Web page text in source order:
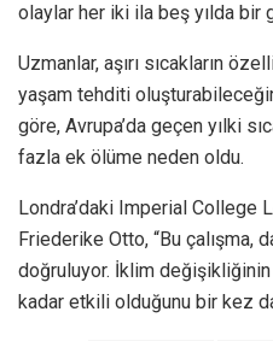
olaylar her iki ila beş yılda bir
Uzmanlar, aşırı sıcakların
yaşam tehditi
göre, Avrupa’da geçen yılki
fazla ek ölüme neden oldu.
Londra’daki Imperial College
Friederike Otto, “Bu çalışma,
doğruluyor. İklim değişikliğinin
kadar etkili olduğunu bir kez